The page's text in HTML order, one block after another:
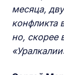
месяца,
конфликта
но, скорее